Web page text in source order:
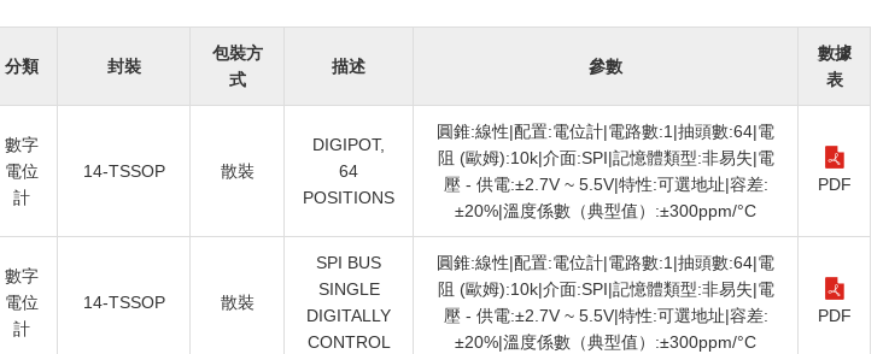
分類 封裝
包裝方
式
描述 參數
數據
表
數字
電位
計
14-TSSOP 散裝
DIGIPOT,
64
POSITIONS
圓錐:線性|配置:電位計|電路數:1|抽頭數:64|電
阻 (歐姆):10k|介面:SPI|記憶體類型:非易失|電
壓 - 供電:±2.7V ~ 5.5V|特性:可選地址|容差:
±20%|溫度係數（典型值）:±300ppm/°C
PDF
數字
電位
計
14-TSSOP 散裝
SPI BUS
SINGLE
DIGITALLY
CONTROL
圓錐:線性|配置:電位計|電路數:1|抽頭數:64|電
阻 (歐姆):10k|介面:SPI|記憶體類型:非易失|電
壓 - 供電:±2.7V ~ 5.5V|特性:可選地址|容差:
±20%|溫度係數（典型值）:±300ppm/°C
PDF